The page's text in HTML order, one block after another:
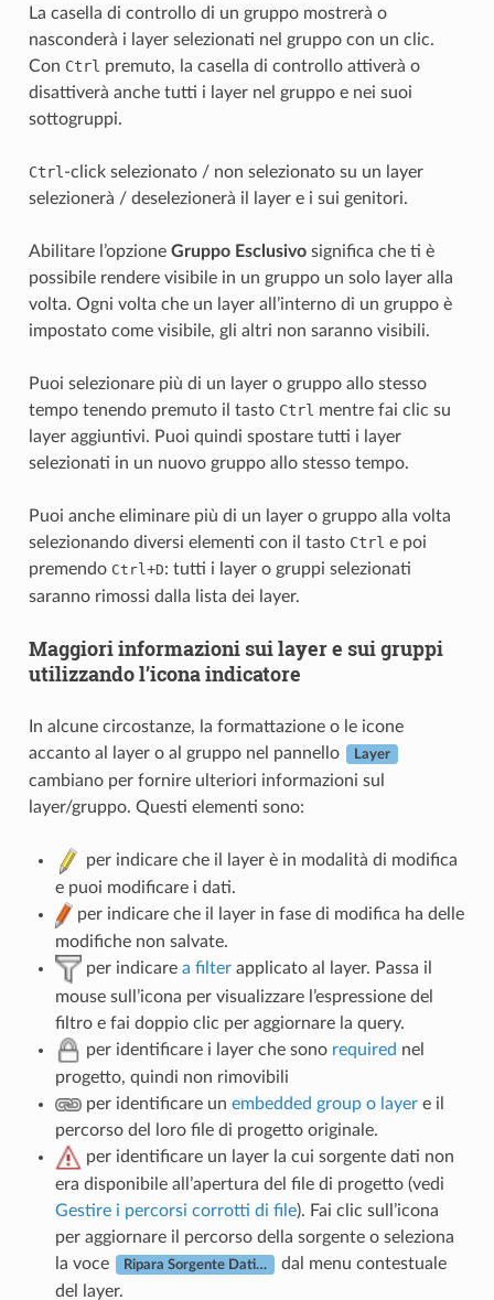
La casella di controllo di un gruppo mostrerà o
nasconderà i layer selezionati nel gruppo con un clic.
Con Ctrl premuto, la casella di controllo attiverà o
disattiverà anche tutti i layer nel gruppo e nei suoi
sottogruppi.
Ctrl -click selezionato / non selezionato su un layer
selezionerà / deselezionerà il layer e i sui genitori.
Abilitare l’opzione Gruppo Esclusivosignifica che ti è
possibile rendere visibile in un gruppo un solo layer alla
volta. Ogni volta che un layer all’interno di un gruppo è
impostato come visibile, gli altri non saranno visibili.
Puoi selezionare più di un layer o gruppo allo stesso
tempo tenendo premuto il tasto Ctrl mentre fai clic su
layer aggiuntivi. Puoi quindi spostare tutti i layer
selezionati in un nuovo gruppo allo stesso tempo.
Puoi anche eliminare più di un layer o gruppo alla volta
selezionando diversi elementi con il tasto Ctrl e poi
premendo Ctrl+D: tutti i layer o gruppi selezionati
saranno rimossi dalla lista dei layer.
Maggiori informazioni sui layer e sui gruppi
utilizzando l’icona indicatore
In alcune circostanze, la formattazione o le icone
accanto al layer o al gruppo nel pannello
Layer
cambiano per fornire ulteriori informazioni sul
layer/gruppo. Questi elementi sono:
per indicare che il layer è in modalità di modifica
e puoi modificare i dati.
per indicare che il layer in fase di modifica ha delle
modifiche non salvate.
per indicare a filterapplicato al layer. Passa il
mouse sull’icona per visualizzare l’espressione del
filtro e fai doppio clic per aggiornare la query.
per identificare i layer che sono required nel
progetto, quindi non rimovibili
per identificare un embedded group o layere il
percorso del loro file di progetto originale.
per identificare un layer la cui sorgente dati non
era disponibile all’apertura del file di progetto (vedi
Gestire i percorsi corrotti di file). Fai clic sull’icona
per aggiornare il percorso della sorgente o seleziona
la voce
Ripara Sorgente Dati…
dal menu contestuale
del layer.